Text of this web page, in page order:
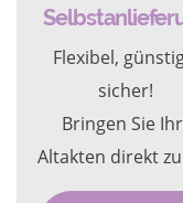
Flexibel,
sicher!
Bringen Sie
Altakten direkt